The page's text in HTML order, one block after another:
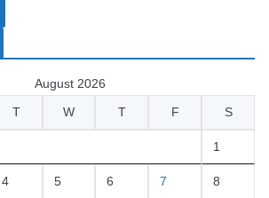
August 2026
T W T F S
1
4 5 6 7 8